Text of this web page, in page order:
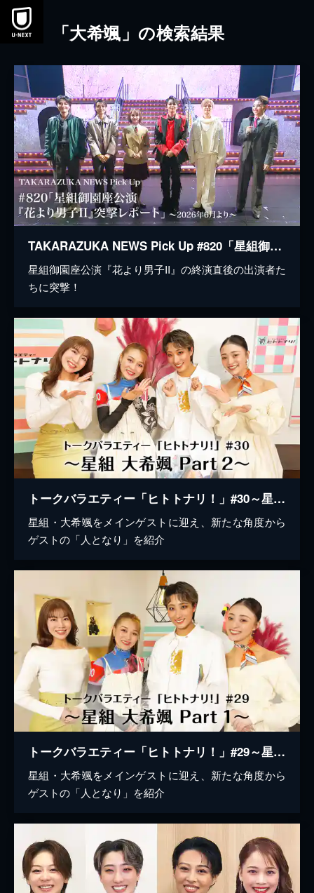
本文へスキップ
「大希颯」の検索結果
TAKARAZUKA NEWS Pick Up #820「星組御園座公演『花より男子II』突撃レポート」～2026年6月より～
星組御園座公演『花より男子II』の終演直後の出演者た
ちに突撃！
トークバラエティー「ヒトトナリ！」#30～星組 大希颯 Part 2～
星組・大希颯をメインゲストに迎え、新たな角度から
ゲストの「人となり」を紹介
トークバラエティー「ヒトトナリ！」#29～星組 大希颯 Part 1～
星組・大希颯をメインゲストに迎え、新たな角度から
ゲストの「人となり」を紹介